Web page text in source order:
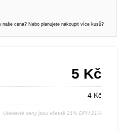
cena? Nebo planujete nakoupit více kusů?
5 Kč
4 Kč
Uvedené ceny jsou včetně 21% DPH 21%